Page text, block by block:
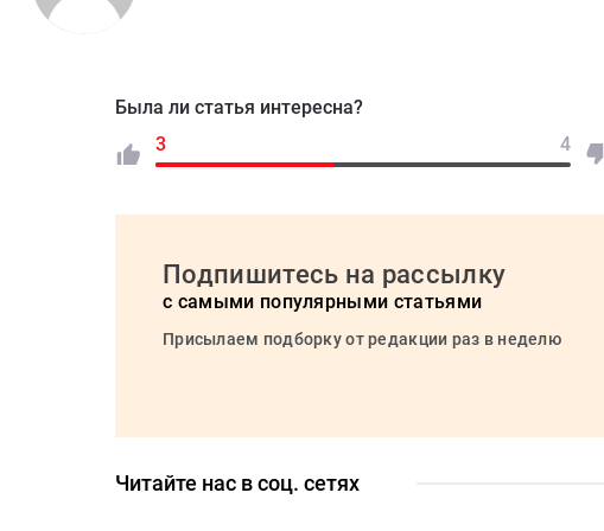
Была ли статья интересна?
3
4
Подпишитесь на рассылку
с самыми популярными статьями
Присылаем подборку от редакции раз в неделю
Читайте нас в соц. сетях